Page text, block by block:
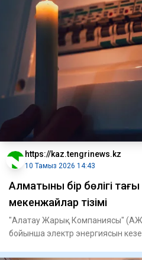
https://kaz.tengrinews.kz
10 Тамыз 2026 14:43
Алматының бір бөлігі
мекенжайлар тізімі
"Алатау Жарық Компаниясы"
бойынша электр энергиясын